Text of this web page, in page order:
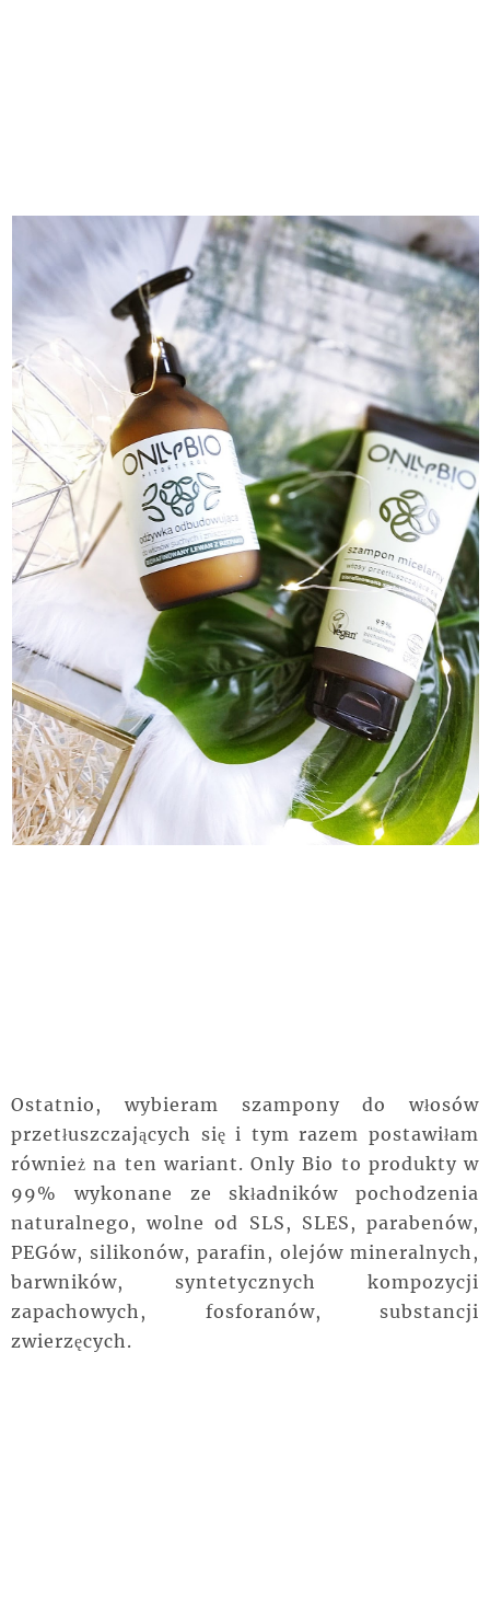
Ostatnio, wybieram szampony do włosów
przetłuszczających się i tym razem postawiłam
również na ten wariant. Only Bio to produkty w
99% wykonane ze składników pochodzenia
naturalnego, wolne od SLS, SLES, parabenów,
PEGów, silikonów, parafin, olejów mineralnych,
barwników, syntetycznych kompozycji
zapachowych, fosforanów, substancji
zwierzęcych.